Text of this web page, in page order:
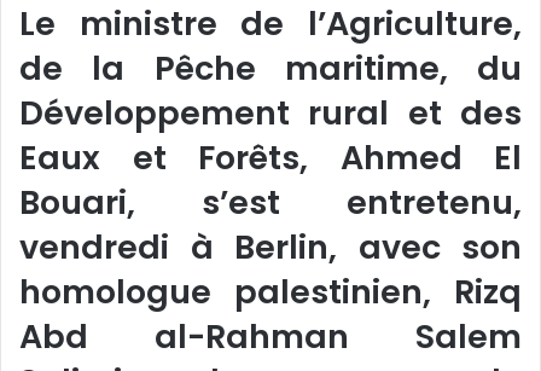
Le ministre de l’Agriculture,
de la Pêche maritime, du
Développement rural et des
Eaux et Forêts, Ahmed El
Bouari, s’est entretenu,
vendredi à Berlin, avec son
homologue palestinien, Rizq
Abd al-Rahman Salem